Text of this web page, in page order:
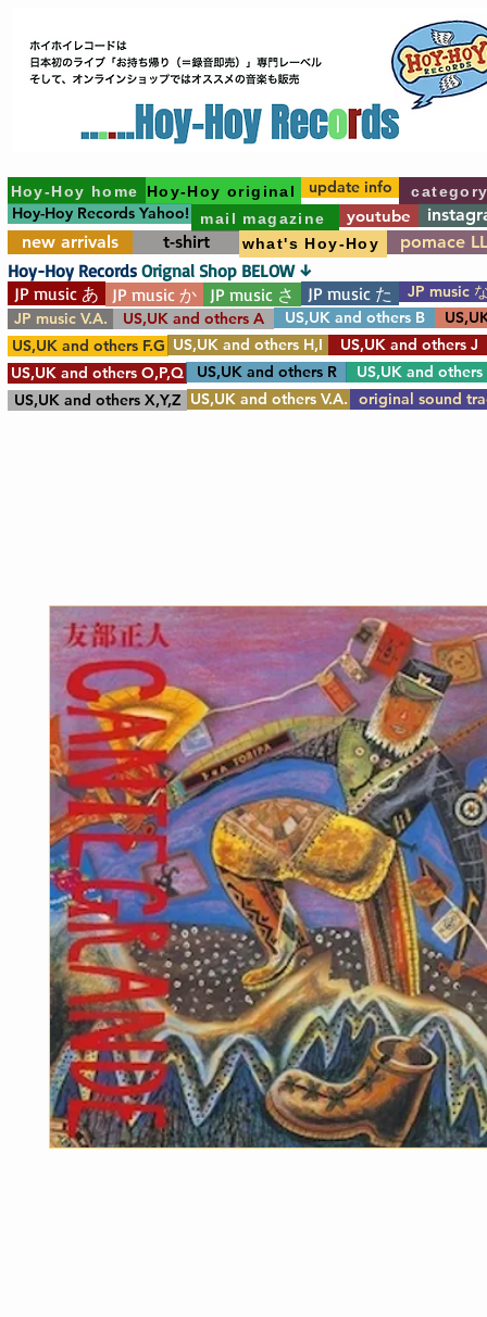
Hoy-Hoy home Hoy-Hoy original
Hoy-Hoy Records Yahoo! mail magazine youtube
new arrivals
t-shirt what's Hoy-Hoy pomace
update info
JP music あ JP music か JP music さ JP music た
JP music
JP music V.A.
US,UK and others A US,UK and others B
US,UK and others F.G US,UK and others H,I
US,UK and others J
US,UK and others O,P,Q
US,UK and others
US,UK and others R
US,UK and others X,Y,Z US,UK and others V.A. original sound
Hoy-Hoy Records Orignal Shop BELOW ↓